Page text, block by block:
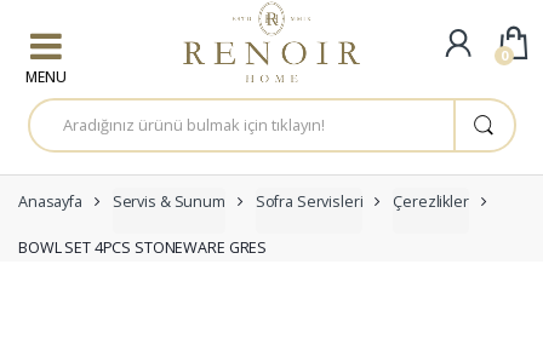
A
r
a
a
:
Anasayfa Servis & Sunum Sofra Servisleri Çerezlikler
BOWL SET 4PCS STONEWARE GRES
0